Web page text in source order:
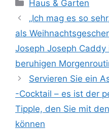
Haus & Garten
„Ich mag es so
als
Joseph Joseph
beruhigen
Servieren Sie ein
-Cocktail – es ist der
Tipple, den Sie mit
können